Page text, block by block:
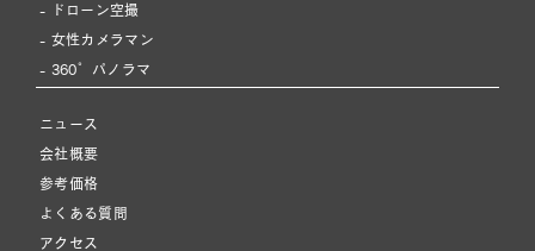
- ドローン空撮
- 女性カメラマン
- 360°パノラマ
ニュース
会社概要
参考価格
よくある質問
アクセス